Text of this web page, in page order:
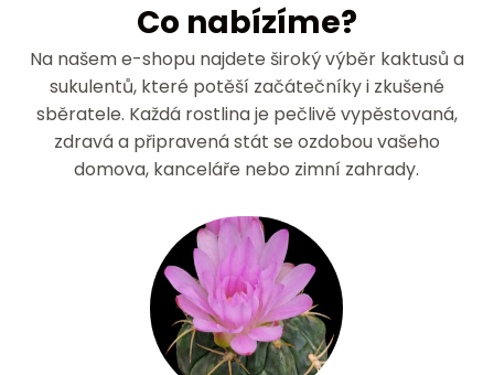
Co nabízíme?
Na našem e-shopu najdete široký výběr kaktusů a
sukulentů, které potěší začátečníky i zkušené
sběratele. Každá rostlina je pečlivě vypěstovaná,
zdravá a připravená stát se ozdobou vašeho
domova, kanceláře nebo zimní zahrady.